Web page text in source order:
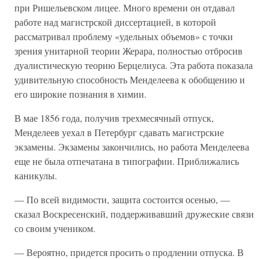
при Ришельевском лицее. Много времени он отдавал
работе над магистрской диссертацией, в которой
рассматривал проблему «удельных объемов» с точки
зрения унитарной теории Жерара, полностью отбросив
дуалистическую теорию Берцелиуса. Эта работа показала
удивительную способность Менделеева к обобщению и
его широкие познания в химии.
В мае 1856 года, получив трехмесячный отпуск,
Менделеев уехал в Петербург сдавать магистрские
экзамены. Экзамены закончились, но работа Менделеева
еще не была отпечатана в типографии. Приближались
каникулы.
— По всей видимости, защита состоится осенью, —
сказал Воскресенский, поддерживавший дружеские связи
со своим учеником.
— Вероятно, придется просить о продлении отпуска. В